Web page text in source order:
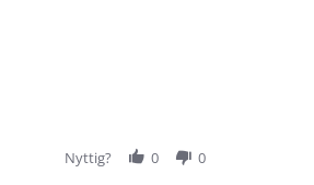
Nyttig? 0 0